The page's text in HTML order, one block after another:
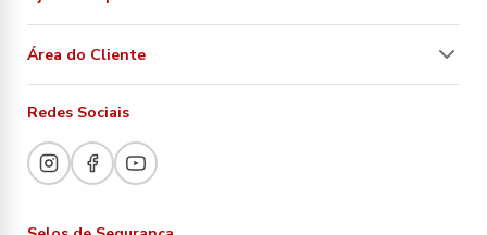
Área do Cliente
Redes Sociais